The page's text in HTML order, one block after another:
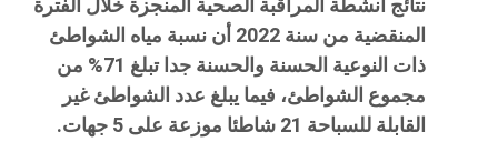
نتائج أنشطة المراقبة الصحية المنجزة خلال الفترة
المنقضية من سنة 2022 أن نسبة مياه الشواطئ
ذات النوعية الحسنة والحسنة جدا تبلغ 71% من
مجموع الشواطئ، فيما يبلغ عدد الشواطئ غير
القابلة للسباحة 21 شاطئا موزعة على 5 جهات.